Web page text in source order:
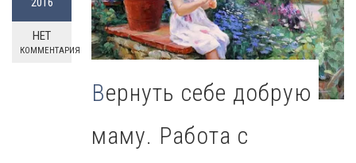
НЕТ
КОММЕНТАРИЯ
Вернуть себе добрую
маму. Работа с